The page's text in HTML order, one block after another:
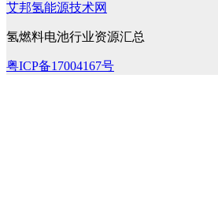
艾邦氢能源技术网
氢燃料电池行业资源汇总
粤ICP备17004167号